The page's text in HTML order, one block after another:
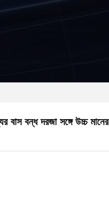
বাস বন্ধ দরজা সঙ্গে উচ্চ মানের